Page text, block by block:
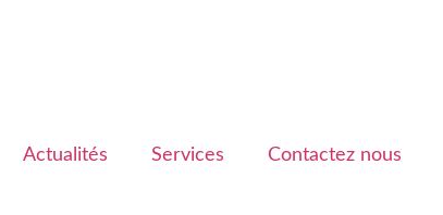
Actualités Services Contactez nous